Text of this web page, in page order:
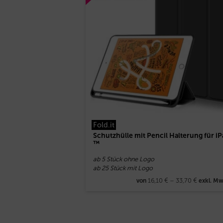
Fold.it
Schutzhülle mit Pencil Halterung für
™
ab 5 Stück ohne Logo
ab 25 Stück mit Logo
von 16,10 € – 33,70 € exkl.